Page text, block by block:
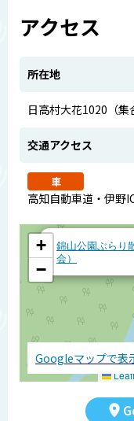
アクセス
所在地
日高村大花1020（
交通アクセス
車
高知自動車道・伊野
錦山公園ぶらり
会）
+
−
Googleマップで表